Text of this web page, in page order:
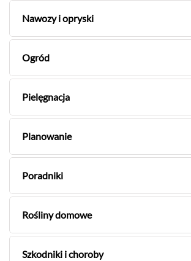
Nawozy i opryski
Ogród
Pielęgnacja
Planowanie
Poradniki
Rośliny domowe
Szkodniki i choroby